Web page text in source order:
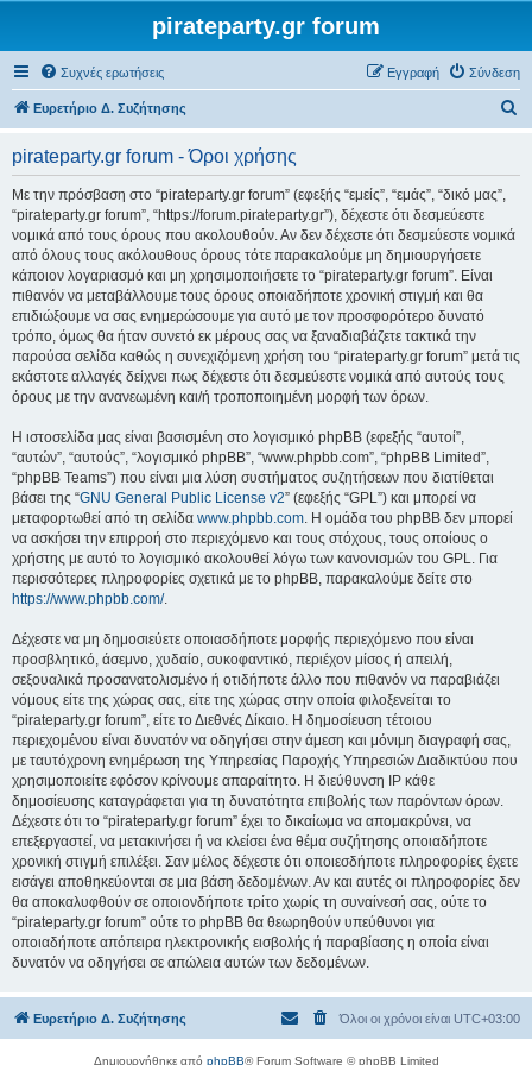
pirateparty.gr forum
Συχνές ερωτήσεις Σύνδεση
Εγγραφή
Ευρετήριο Δ. Συζήτησης
pirateparty.gr forum - Όροι χρήσης
Με την πρόσβαση στο “pirateparty.gr forum” (εφεξής “εμείς”, “εμάς”, “δικό μας”,
“pirateparty.gr forum”, “https://forum.pirateparty.gr”), δέχεστε ότι δεσμεύεστε
νομικά από τους όρους που ακολουθούν. Αν δεν δέχεστε ότι δεσμεύεστε νομικά
από όλους τους ακόλουθους όρους τότε παρακαλούμε μη δημιουργήσετε
κάποιον λογαριασμό και μη χρησιμοποιήσετε το “pirateparty.gr forum”. Είναι
πιθανόν να μεταβάλλουμε τους όρους οποιαδήποτε χρονική στιγμή και θα
επιδιώξουμε να σας ενημερώσουμε για αυτό με τον προσφορότερο δυνατό
τρόπο, όμως θα ήταν συνετό εκ μέρους σας να ξαναδιαβάζετε τακτικά την
παρούσα σελίδα καθώς η συνεχιζόμενη χρήση του “pirateparty.gr forum” μετά τις
εκάστοτε αλλαγές δείχνει πως δέχεστε ότι δεσμεύεστε νομικά από αυτούς τους
όρους με την ανανεωμένη και/ή τροποποιημένη μορφή των όρων.
Η ιστοσελίδα μας είναι βασισμένη στο λογισμικό phpBB (εφεξής “αυτοί”,
“αυτών”, “αυτούς”, “λογισμικό phpBB”, “www.phpbb.com”, “phpBB Limited”,
“phpBB Teams”) που είναι μια λύση συστήματος συζητήσεων που διατίθεται
βάσει της “GNU General Public License v2” (εφεξής “GPL”) και μπορεί να
μεταφορτωθεί από τη σελίδα www.phpbb.com. Η ομάδα του phpBB δεν μπορεί
να ασκήσει την επιρροή στο περιεχόμενο και τους στόχους, τους οποίους ο
χρήστης με αυτό το λογισμικό ακολουθεί λόγω των κανονισμών του GPL. Για
περισσότερες πληροφορίες σχετικά με το phpBB, παρακαλούμε δείτε στο
https://www.phpbb.com/.
Δέχεστε να μη δημοσιεύετε οποιασδήποτε μορφής περιεχόμενο που είναι
προσβλητικό, άσεμνο, χυδαίο, συκοφαντικό, περιέχον μίσος ή απειλή,
σεξουαλικά προσανατολισμένο ή οτιδήποτε άλλο που πιθανόν να παραβιάζει
νόμους είτε της χώρας σας, είτε της χώρας στην οποία φιλοξενείται το
“pirateparty.gr forum”, είτε το Διεθνές Δίκαιο. Η δημοσίευση τέτοιου
περιεχομένου είναι δυνατόν να οδηγήσει στην άμεση και μόνιμη διαγραφή σας,
με ταυτόχρονη ενημέρωση της Υπηρεσίας Παροχής Υπηρεσιών Διαδικτύου που
χρησιμοποιείτε εφόσον κρίνουμε απαραίτητο. Η διεύθυνση IP κάθε
δημοσίευσης καταγράφεται για τη δυνατότητα επιβολής των παρόντων όρων.
Δέχεστε ότι το “pirateparty.gr forum” έχει το δικαίωμα να απομακρύνει, να
επεξεργαστεί, να μετακινήσει ή να κλείσει ένα θέμα συζήτησης οποιαδήποτε
χρονική στιγμή επιλέξει. Σαν μέλος δέχεστε ότι οποιεσδήποτε πληροφορίες έχετε
εισάγει αποθηκεύονται σε μια βάση δεδομένων. Αν και αυτές οι πληροφορίες δεν
θα αποκαλυφθούν σε οποιονδήποτε τρίτο χωρίς τη συναίνεσή σας, ούτε το
“pirateparty.gr forum” ούτε το phpBB θα θεωρηθούν υπεύθυνοι για
οποιαδήποτε απόπειρα ηλεκτρονικής εισβολής ή παραβίασης η οποία είναι
δυνατόν να οδηγήσει σε απώλεια αυτών των δεδομένων.
Ευρετήριο Δ. Συζήτησης Όλοι οι χρόνοι είναι UTC+03:00
Δημιουργήθηκε από phpBB® Forum Software © phpBB Limited